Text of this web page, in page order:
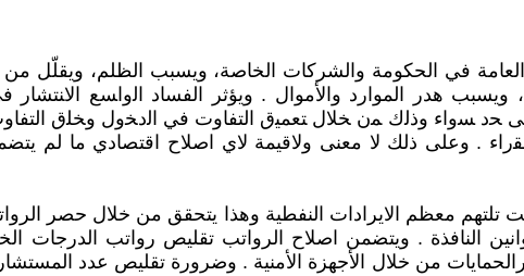
في الحكومة والشركات الخاصة، ويسبب الظلم، ويقلّل من
هدر الموارد والأموال . ويؤثر ﺍﻟﻔﺴﺎﺩ ﺍﻟﻭﺍﺴﻊ ﺍﻻﻨﺘﺸﺎﺭ
ﻋﻠﻰ ﺤﺩ ﺴﻭﺍﺀ ﻭﺫﻟﻙ ﻤﻥ ﺨﻼل ﺘﻌﻤﻴﻕ ﺍﻟﺘﻔﺎﻭﺕ ﻓﻲ ﺍﻟﺩﺨﻭل ﻭﺨﻠﻕ
. وعلى ذلك لا معنى ولاقيمة لاي اصلاح اقتصادي ما لم
معظم الايرادات النفطية وهذا يتحقق من خلال حصر
النافذة . ويتضمن اصلاح الرواتب تقليص رواتب الدرجات
من خلال الأجهزة الأمنية . وضرورة تقليص عدد